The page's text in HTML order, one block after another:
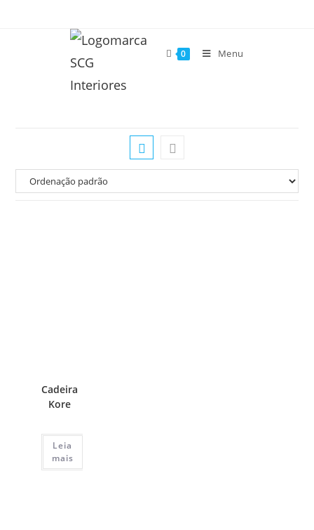
0 Menu
Cadeira
Kore
Leia
mais